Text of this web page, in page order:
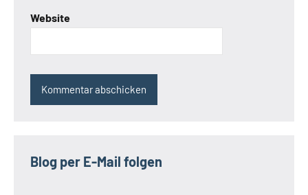
Website
Blog per E-Mail folgen